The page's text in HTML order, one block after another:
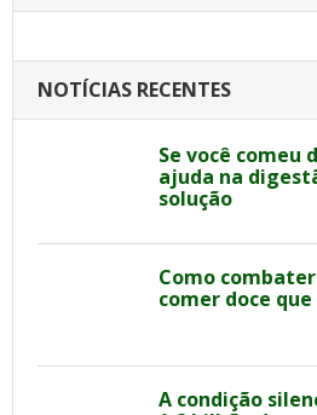
NOTÍCIAS RECENTES
Se você comeu
ajuda na
solução
Como
comer doce
A condição